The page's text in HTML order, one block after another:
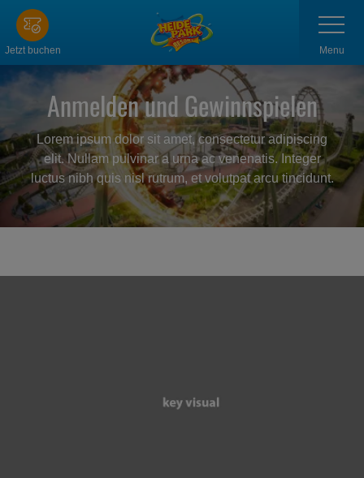
Zum
Hauptinhalt
springen
Jetzt buchen
anzeigen
Menu
Anmelden und Gewinnspielen
Lorem ipsum dolor sit amet, consectetur adipiscing
elit. Nullam pulvinar a urna ac venenatis. Integer
luctus nibh quis nisl rutrum, et volutpat arcu tincidunt.